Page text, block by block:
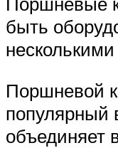
быть
Поршневой
популярный
объединяет